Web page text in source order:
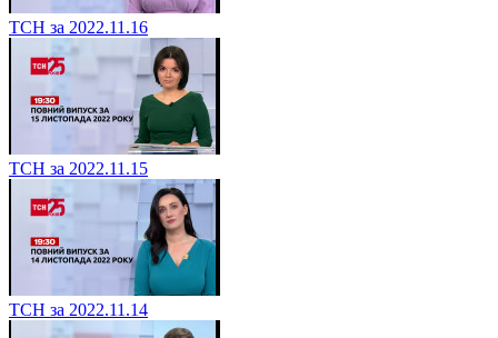
ТСН за 2022.11.16
ТСН за 2022.11.15
ТСН за 2022.11.14